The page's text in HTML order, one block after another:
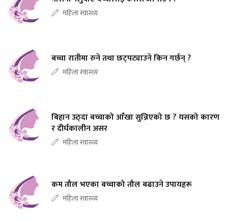
महिला स्वास्थ्य
बच्चा रातीमा रुने तथा छट्पट्याउने किन गर्छन् ?
महिला स्वास्थ्य
बिहान उठ्दा बच्चाको आँखा सुन्निएको छ ? यसको कारण
र दीर्घकालीन असर
महिला स्वास्थ्य
कम तौल भएका बच्चाको तौल बढाउने उपायहरू
महिला स्वास्थ्य